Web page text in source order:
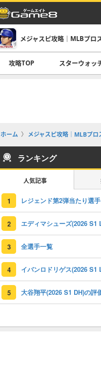
メジャスピ攻略｜MLBプロ
攻略TOP スターウォッ
ホーム メジャスピ攻略｜MLBプロ
ランキング
人気記事
1 レジェンド第2弾当たり選
2
3 全選手一覧
4
5